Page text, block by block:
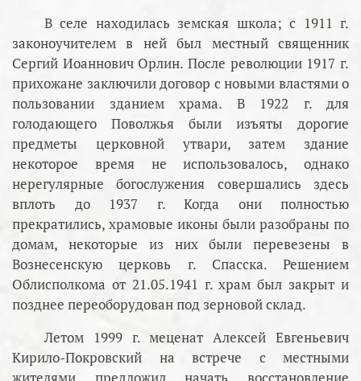
В селе находилась земская школа; с 1911 г.
законоучителем в ней был местный священник
Сергий Иоаннович Орлин. После революции 1917 г.
прихожане заключили договор с новыми властями о
пользовании зданием храма. В 1922 г. для
голодающего Поволжья были изъяты дорогие
предметы церковной утвари, затем здание
некоторое время не использовалось, однако
нерегулярные богослужения совершались здесь
вплоть до 1937 г. Когда они полностью
прекратились, храмовые иконы были разобраны по
домам, некоторые из них были перевезены в
Вознесенскую церковь г. Спасска. Решением
Облисполкома от 21.05.1941 г. храм был закрыт и
позднее переоборудован под зерновой склад.
Летом 1999 г. меценат Алексей Евгеньевич
Кирило-Покровский на встрече с местными